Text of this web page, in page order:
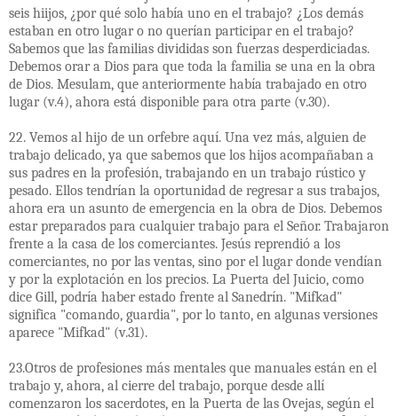
seis hiijos, ¿por qué solo había uno en el trabajo? ¿Los demás
estaban en otro lugar o no querían participar en el trabajo?
Sabemos que las familias divididas son fuerzas desperdiciadas.
Debemos orar a Dios para que toda la familia se una en la obra
de Dios. Mesulam, que anteriormente había trabajado en otro
lugar (v.4), ahora está disponible para otra parte (v.30).
22. Vemos al hijo de un orfebre aquí. Una vez más, alguien de
trabajo delicado, ya que sabemos que los hijos acompañaban a
sus padres en la profesión, trabajando en un trabajo rústico y
pesado. Ellos tendrían la oportunidad de regresar a sus trabajos,
ahora era un asunto de emergencia en la obra de Dios. Debemos
estar preparados para cualquier trabajo para el Señor. Trabajaron
frente a la casa de los comerciantes. Jesús reprendió a los
comerciantes, no por las ventas, sino por el lugar donde vendían
y por la explotación en los precios. La Puerta del Juicio, como
dice Gill, podría haber estado frente al Sanedrín. "Mifkad"
significa "comando, guardia", por lo tanto, en algunas versiones
aparece "Mifkad" (v.31).
23.Otros de profesiones más mentales que manuales están en el
trabajo y, ahora, al cierre del trabajo, porque desde allí
comenzaron los sacerdotes, en la Puerta de las Ovejas, según el